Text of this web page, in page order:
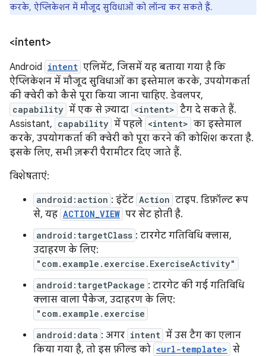
करके, ऐप्लिकेशन में मौजूद सुविधाओं को लॉन्च कर सकते हैं.
<intent>
Android intent एलिमेंट, जिसमें यह बताया गया है कि
ऐप्लिकेशन में मौजूद सुविधाओं का इस्तेमाल करके, उपयोगकर्ता
की क्वेरी को कैसे पूरा किया जाना चाहिए. डेवलपर,
capability में एक से ज़्यादा <intent> टैग दे सकते हैं.
Assistant, capability में पहले <intent> का इस्तेमाल
करके, उपयोगकर्ता की क्वेरी को पूरा करने की कोशिश करता है.
इसके लिए, सभी ज़रूरी पैरामीटर दिए जाते हैं.
विशेषताएं:
android:action : इंटेंट Action टाइप. डिफ़ॉल्ट रूप
से, यह ACTION_VIEW पर सेट होती है.
android:targetClass : टारगेट गतिविधि क्लास,
उदाहरण के लिए:
"com.example.exercise.ExerciseActivity"
android:targetPackage : टारगेट की गई गतिविधि
क्लास वाला पैकेज, उदाहरण के लिए:
"com.example.exercise
android:data : अगर intent में उस टैग का एलान
किया गया है, तो इस फ़ील्ड को <url-template> से